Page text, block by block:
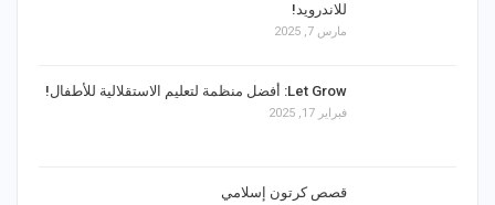
للاندرويد!
مارس 7, 2025
Let Grow: أفضل منظمة لتعليم الاستقلالية للأطفال!
فبراير 17, 2025
قصص كرتون إسلامي